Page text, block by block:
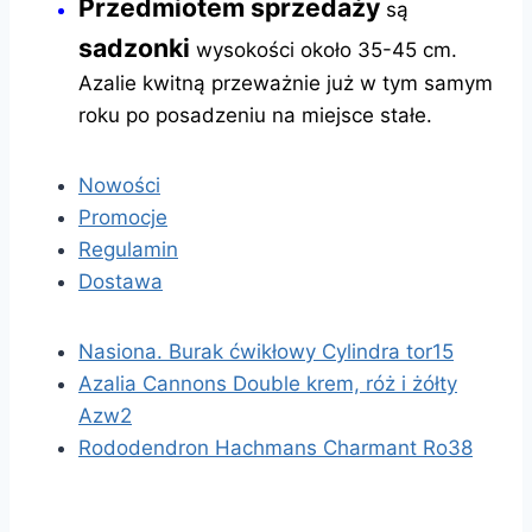
Przedmiotem sprzedaży są
sadzonki wysokości około 35-45 cm.
Azalie kwitną przeważnie już w tym samym
roku po posadzeniu na miejsce stałe.
Nowości
Promocje
Regulamin
Dostawa
Nasiona. Burak ćwikłowy Cylindra tor15
Azalia Cannons Double krem, róż i żółty
Azw2
Rododendron Hachmans Charmant Ro38